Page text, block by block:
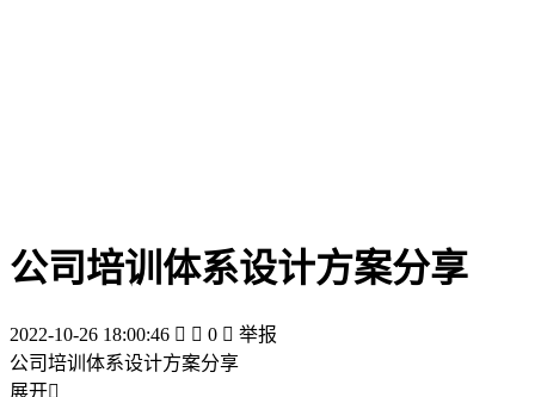
公司培训体系设计方案分享
2022-10-26 18:00:46   0  举报
公司培训体系设计方案分享
展开